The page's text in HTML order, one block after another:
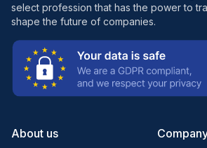
select profession that has the power to
shape the future of companies.
About us